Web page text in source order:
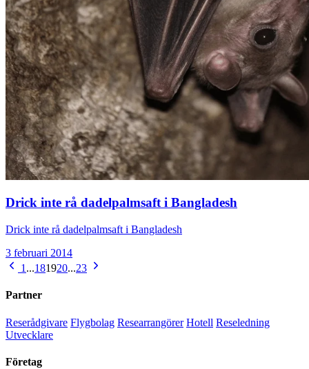
Drick inte rå dadelpalmsaft i Bangladesh
Drick inte rå dadelpalmsaft i Bangladesh
3 februari 2014
1 ...181920...23
Partner
Reserådgivare Flygbolag Researrangörer Hotell Reseledning
Utvecklare
Företag